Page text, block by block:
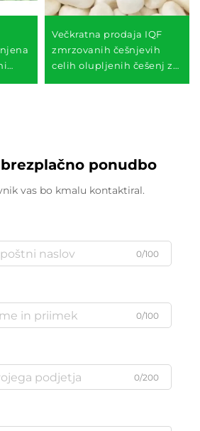
Večkratna prodaja IQF
zmrzovanih češnjevih
celih olupljenih češenj za
supermarket
ponudbo
vas bo kmalu kontaktiral.
0/100
0/100
0/200